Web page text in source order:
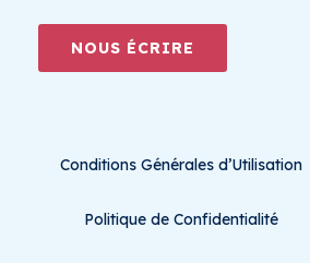
NOUS ÉCRIRE
Conditions Générales d’Utilisation
Politique de Confidentialité